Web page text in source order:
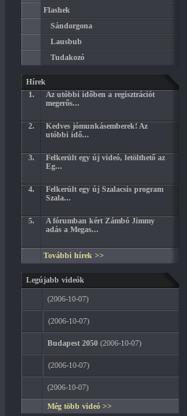
Flashek
Sándorgona
Lausbub
Tudakozó
Hírek
1.
Az utóbbi időben a regisztrációt
megerős...
2.
Kedves jómunkásemberek! Az
utóbbi idő...
3.
Felkerült egy új videó, letölthető az
Eg...
4.
Felkerült egy új Szalacsis program
Szala...
5.
A fórumban kért Zámbó Jimmy
adás a Megas...
További hírek >>
Legújabb videók
(2006-10-07)
(2006-10-07)
Budapest 2050 (2006-10-07)
(2006-10-07)
(2006-10-07)
Még több videó >>